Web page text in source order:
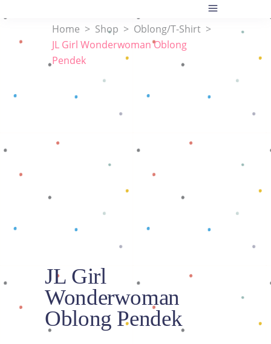
Home > Shop > Oblong/T-Shirt >
JL Girl Wonderwoman Oblong
Pendek
JL Girl
Wonderwoman
Oblong Pendek